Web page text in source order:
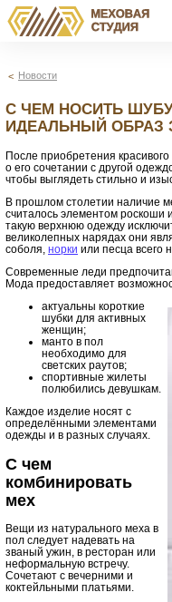
Новости
С ЧЕМ НОСИТЬ
ИДЕАЛЬНЫЙ ОБРАЗ
После приобретения
о его сочетании с другой
чтобы выглядеть стильно и
В прошлом столетии наличие
считалось элементом роскоши
такую верхнюю одежду
великолепных нарядах они
соболя, норки или песца всего
Современные леди
Мода предоставляет
актуальны короткие
шубки для активных
женщин;
манто в пол
необходимо для
светских раутов;
спортивные жилеты
полюбились девушкам.
Каждое изделие носят с
определёнными элементами
одежды и в разных случаях.
С чем
комбинировать
мех
Вещи из натурального меха в
пол следует надевать на
званый ужин, в ресторан или
неформальную встречу.
Сочетают с вечерними и
коктейльными платьями.